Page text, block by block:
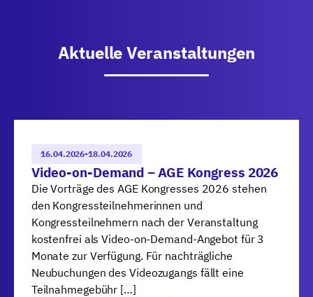
Aktuelle Veranstaltungen
16.04.2026-18.04.2026
Video-on-Demand – AGE Kongress 2026
Die Vorträge des AGE Kongresses 2026 stehen
den Kongressteilnehmerinnen und
Kongressteilnehmern nach der Veranstaltung
kostenfrei als Video-on-Demand-Angebot für 3
Monate zur Verfügung. Für nachträgliche
Neubuchungen des Videozugangs fällt eine
Teilnahmegebühr […]